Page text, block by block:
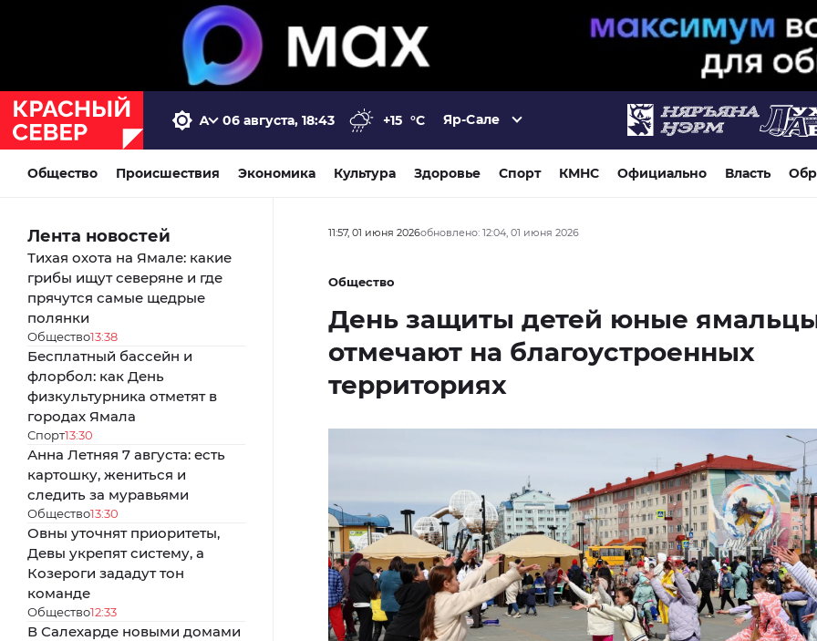
06 августа, 18:43 +15 °C Яр-Сале
Общество Происшествия Экономика Культура Здоровье Спорт КМНС Официально Власть
Лента новостей
Тихая охота на Ямале: какие
грибы ищут северяне и где
прячутся самые щедрые
полянки
Общество13:38
Бесплатный бассейн и
флорбол: как День
физкультурника отметят в
городах Ямала
Спорт13:30
Анна Летняя 7 августа: есть
картошку, жениться и
следить за муравьями
Общество13:30
Овны уточнят приоритеты,
Девы укрепят систему, а
Козероги зададут тон
команде
Общество12:33
В Салехарде новыми домами
11:57, 01 июня 2026обновлено: 12:04, 01 июня 2026
Общество
День защиты детей юные
отмечают на благоустроенных
территориях